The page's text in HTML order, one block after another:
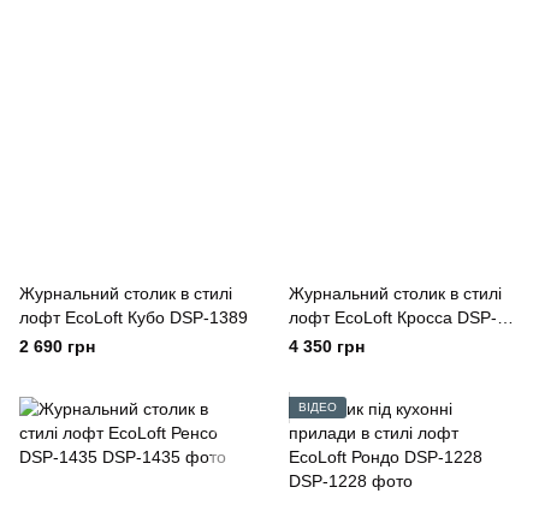
Журнальний столик в стилі
лофт EcoLoft Кубо DSP-1389
2 690 грн
Журнальний столик в стилі
лофт EcoLoft Кросса DSP-
1355
4 350 грн
ВІДЕО